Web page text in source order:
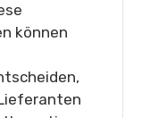
können